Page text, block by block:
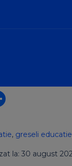
, greseli educatie
la: 30 august